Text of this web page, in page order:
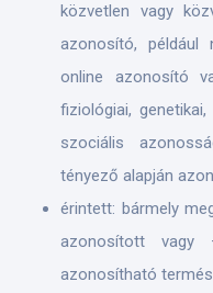
közvetlen vagy
azonosító, például
online azonosító
fiziológiai,
szociális
tényező alapján
érintett: bármely
azonosított vagy
azonosítható